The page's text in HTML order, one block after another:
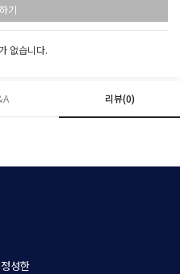
기
없습니다.
리뷰(0)
성한